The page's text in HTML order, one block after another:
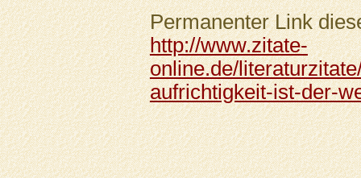
Permanenter Link
http://www.zitate-
online.de/
aufrichtigkeit-ist-der-